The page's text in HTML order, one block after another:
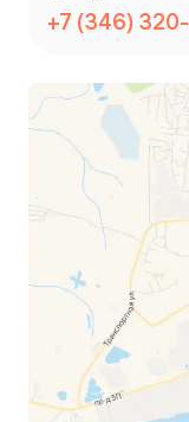
+7 (346)